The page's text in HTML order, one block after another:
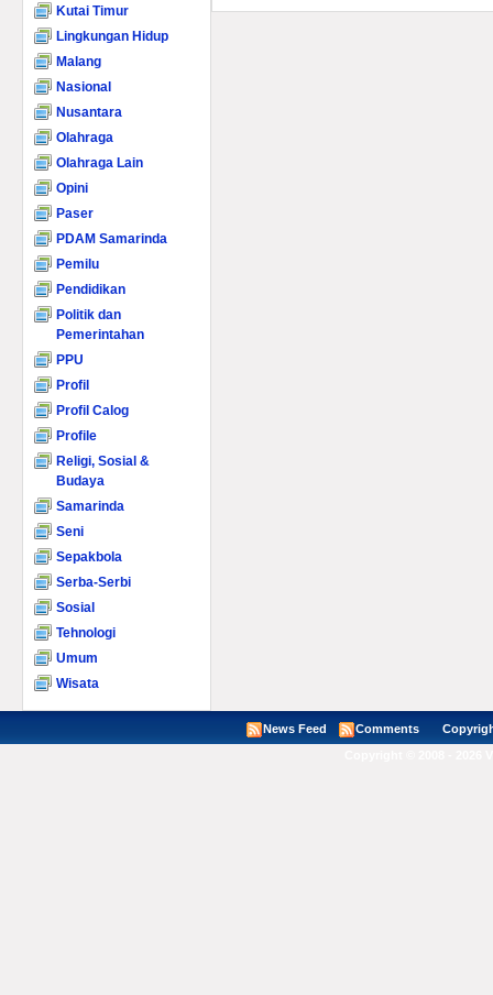
Kutai Timur
Lingkungan Hidup
Malang
Nasional
Nusantara
Olahraga
Olahraga Lain
Opini
Paser
PDAM Samarinda
Pemilu
Pendidikan
Politik dan
Pemerintahan
PPU
Profil
Profil Calog
Profile
Religi, Sosial &
Budaya
Samarinda
Seni
Sepakbola
Serba-Serbi
Sosial
Tehnologi
Umum
Wisata
News Feed Comments Copyright